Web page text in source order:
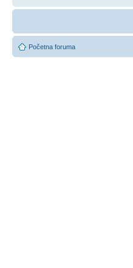
Početna foruma